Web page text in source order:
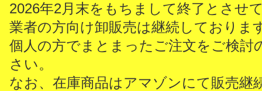
2026年2月末をもちまして終了とさせ
業者の方向け卸販売は継続しておりま
個人の方でまとまったご注文をご検討
さい。
なお、在庫商品はアマゾンにて販売継